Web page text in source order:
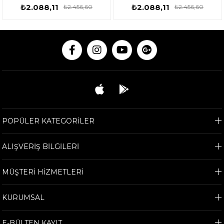
Watt 153ROX0143
₺2.088,11 ₺2.456,60
Watt 153ROX0143
₺2.088,11 ₺2.456,60
POPÜLER KATEGORİLER
ALIŞVERİŞ BİLGİLERİ
MÜŞTERİ HİZMETLERİ
KURUMSAL